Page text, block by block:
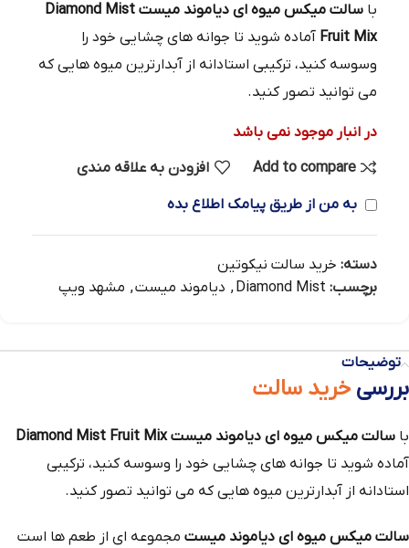
با
سالت میکس میوه ای دیاموند میست Diamond Mist
Fruit Mix آماده شوید تا جوانه های چشایی خود را
وسوسه کنید، ترکیبی استادانه از آبدارترین میوه هایی که
می توانید تصور کنید.
در انبار موجود نمی باشد
Add to compare
افزودن به علاقه مندی
به من از طریق پیامک اطلاع بده
دسته: خرید سالت نیکوتین
برچسب: Diamond Mist
, دیاموند میست, مشهد ویپ
توضیحات
بررسی خرید سالت
با سالت میکس میوه ای دیاموند میست Diamond Mist Fruit Mix
آماده شوید تا جوانه های چشایی خود را وسوسه کنید، ترکیبی
استادانه از آبدارترین میوه هایی که می توانید تصور کنید.
سالت میکس میوه ای دیاموند میست مجموعه‌ ای از طعم‌ ها است